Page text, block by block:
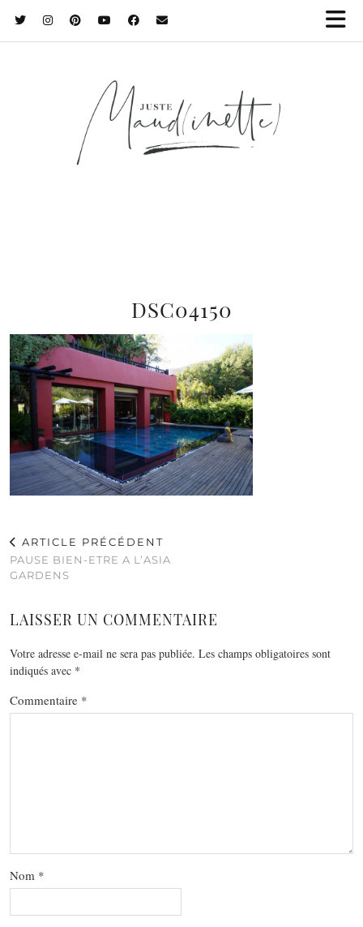
DSC04150
ARTICLE PRÉCÉDENT
PAUSE BIEN-ETRE A L’ASIA
GARDENS
LAISSER UN COMMENTAIRE
Votre adresse e-mail ne sera pas publiée. Les champs obligatoires sont
indiqués avec *
Commentaire *
Nom *